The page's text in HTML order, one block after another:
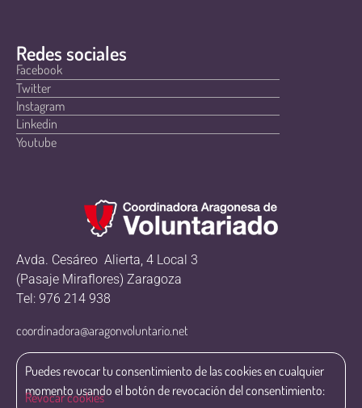
Redes sociales
Facebook
Twitter
Instagram
Linkedin
Youtube
Avda. Cesáreo Alierta, 4 Local 3
(Pasaje Miraflores) Zaragoza
Tel: 976 214 938
coordinadora@aragonvoluntario.net
Puedes revocar tu consentimiento de las cookies en cualquier
momento usando el botón de revocación del consentimiento:
Revocar cookies